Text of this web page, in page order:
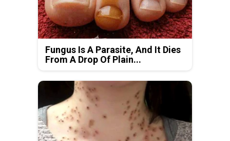
Fungus Is A Parasite, And It Dies
From A Drop Of Plain...